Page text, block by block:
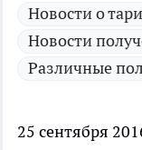
Новости о
Новости
Различные
25 сентября